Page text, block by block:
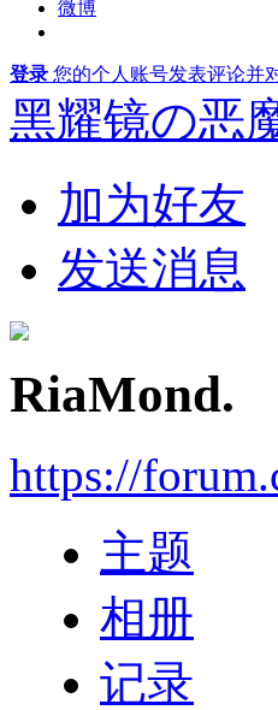
微博
登录 您的个人账号发表评论并
黑耀镜の恶
加为好友
发送消息
RiaMond.
https://
主题
相册
记录